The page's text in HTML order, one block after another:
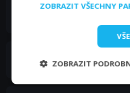
Garrett Morris
Ned Tooley
ZOBRAZIT VŠECHNY
ZOBRAZIT